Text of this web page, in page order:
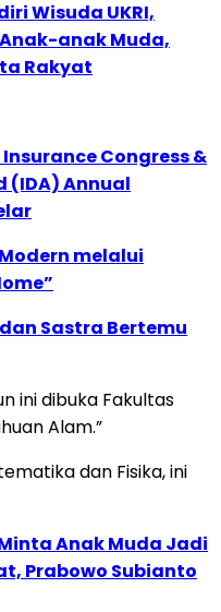
Wisuda UKRI,
anak Muda,
Rakyat
Congress &
(IDA) Annual
melalui
dan Sastra Bertemu
ini dibuka Fakultas
Alam.”
dan Fisika, ini
Anak Muda Jadi
Prabowo Subianto